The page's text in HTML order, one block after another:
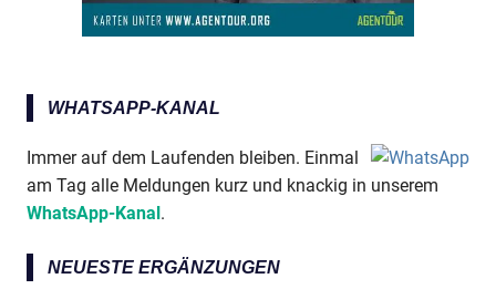
WHATSAPP-KANAL
Immer auf dem Laufenden bleiben. Einmal
am Tag alle Meldungen kurz und knackig in unserem
WhatsApp-Kanal.
NEUESTE ERGÄNZUNGEN